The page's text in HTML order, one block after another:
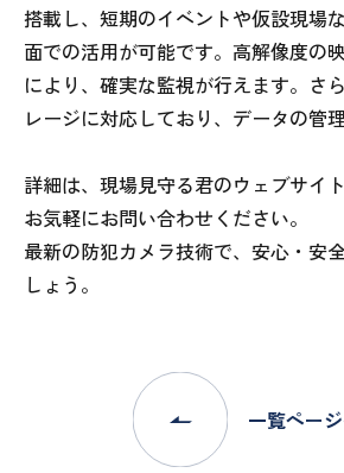
搭載し、短期のイベントや仮設現場
面での活用が可能です。高解像度の
により、確実な監視が行えます。さ
レージに対応しており、データの管
詳細は、現場見守る君のウェブサイ
お気軽にお問い合わせください。
最新の防犯カメラ技術で、安心・安
しょう。
一覧ペー